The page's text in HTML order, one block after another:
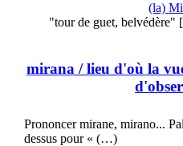
(la)
"tour de guet, belvédère"
mirana / lieu d'où la
Prononcer mirane, mirano...
dessus pour « (…)